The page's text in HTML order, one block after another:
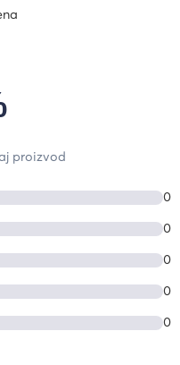
0
0
0
0
0
proizvod